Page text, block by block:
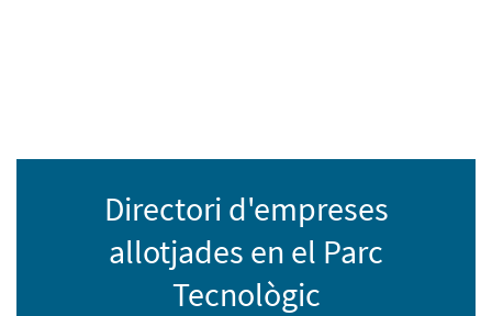
Directori d'empreses
allotjades en el Parc
Tecnològic